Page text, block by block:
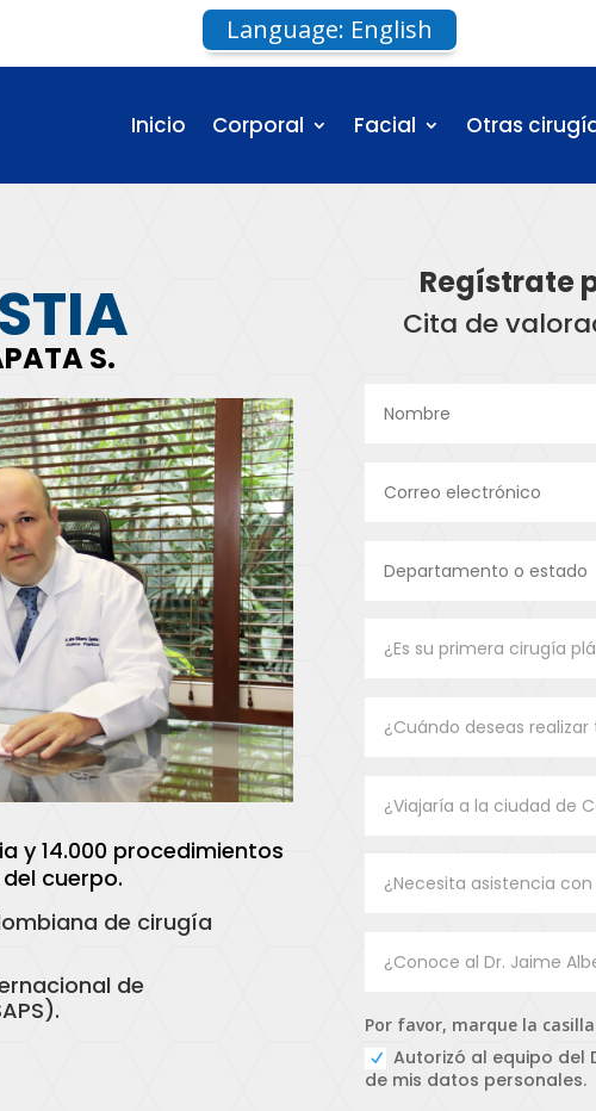
Language: English
Inicio Corporal Facial Otras
S.
y 14.000 procedimientos
cuerpo.
de cirugía
de
Regístrate
Cita de
Por favor, marque la
Autorizó al equipo del
de mis datos personales.